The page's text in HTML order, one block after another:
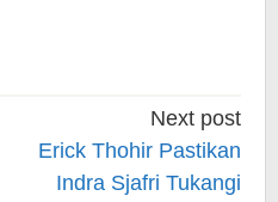
Next post
Erick Thohir Pastikan
Indra Sjafri Tukangi